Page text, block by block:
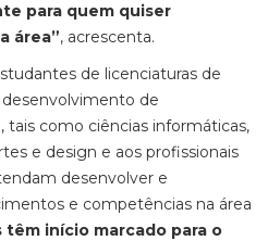
para quem quiser
área”, acrescenta.
de licenciaturas de
de
tais como ciências informáticas,
e design e aos profissionais
desenvolver e
e competências na área
têm início marcado para o